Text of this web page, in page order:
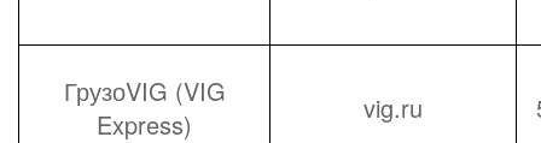
ГрузоVIG (VIG
Express)
vig.ru